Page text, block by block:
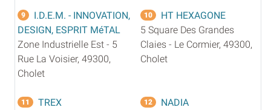
9
I.D.E.M. - INNOVATION,
DESIGN, ESPRIT MéTAL
Zone Industrielle Est - 5
Rue La Voisier, 49300,
Cholet
10
HT HEXAGONE
5 Square Des Grandes
Claies - Le Cormier, 49300,
Cholet
11
TREX
12
NADIA